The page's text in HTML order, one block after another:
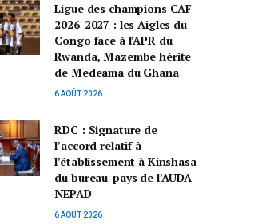
Ligue des champions CAF
2026-2027 : les Aigles du
Congo face à l’APR du
Rwanda, Mazembe hérite
de Medeama du Ghana
6 AOÛT 2026
RDC : Signature de
l’accord relatif à
l’établissement à Kinshasa
du bureau-pays de l’AUDA-
NEPAD
6 AOÛT 2026